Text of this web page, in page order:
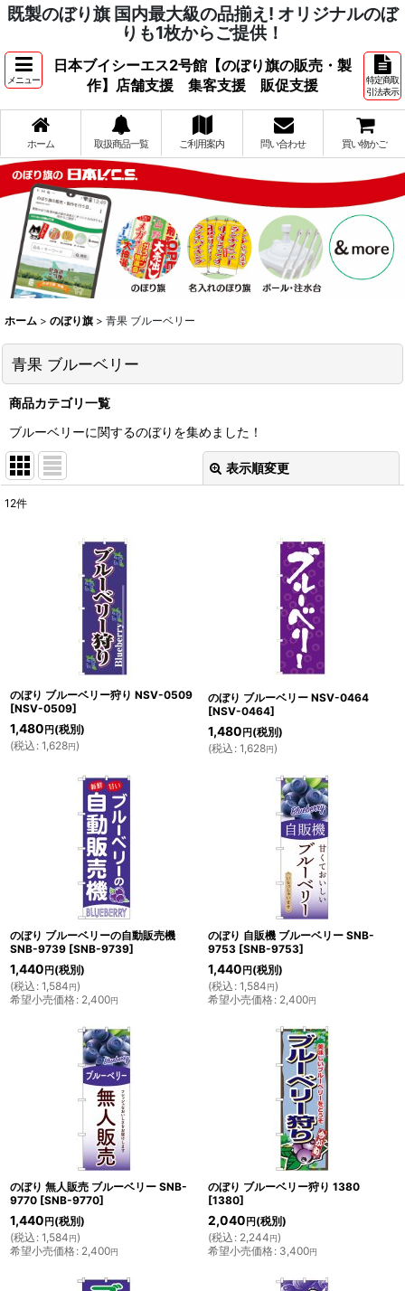
既製のぼり旗 国内最大級の品揃え! オリジナルのぼ
りも1枚からご提供！
メニュー
日本ブイシーエス2号館【のぼり旗の販売・製
作】店舗支援 集客支援 販促支援
特定商取
引法表示
ホーム 取扱商品一覧 ご利用案内 問い合わせ 買い物かご
ホーム > のぼり旗 > 青果 ブルーベリー
青果 ブルーベリー
商品カテゴリ一覧
ブルーベリーに関するのぼりを集めました！
表示順変更
12件
のぼり ブルーベリー狩り NSV-0509
[NSV-0509]
1,480 円 (税別)
(税込 : 1,628円)
のぼり ブルーベリー NSV-0464
[NSV-0464]
1,480 円 (税別)
(税込 : 1,628円)
のぼり ブルーベリーの自動販売機
SNB-9739 [SNB-9739]
1,440 円 (税別)
(税込 : 1,584円)
希望小売価格: 2,400円
のぼり 自販機 ブルーベリー SNB-
9753 [SNB-9753]
1,440 円 (税別)
(税込 : 1,584円)
希望小売価格: 2,400円
のぼり 無人販売 ブルーベリー SNB-
9770 [SNB-9770]
1,440 円 (税別)
(税込 : 1,584円)
希望小売価格: 2,400円
のぼり ブルーベリー狩り 1380
[1380]
2,040 円 (税別)
(税込 : 2,244円)
希望小売価格: 3,400円